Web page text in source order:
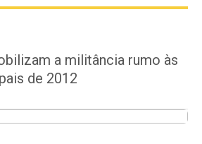
a militância rumo às
de 2012